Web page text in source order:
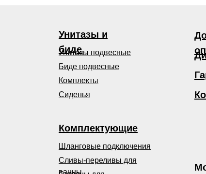
Сливы-переливы для
ванны
Шланговые подключения
Унитазы и
биде
Унитазы подвесные
Биде подвесные
Комплекты
Комплектующие
Сиденья